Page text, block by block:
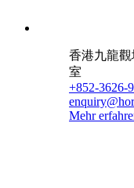
香港九龍觀
室
+852-3626-
Mehr